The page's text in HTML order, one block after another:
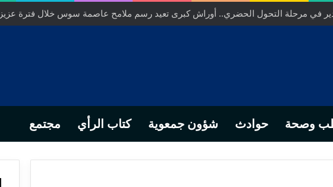
الحسين مخلص… من التدبير المحلي إلى رهانات التشريع وبصمة رجل أعمال ناجح
وصحة حوادث شؤون جمعوية كتاب الرأي مجتمع